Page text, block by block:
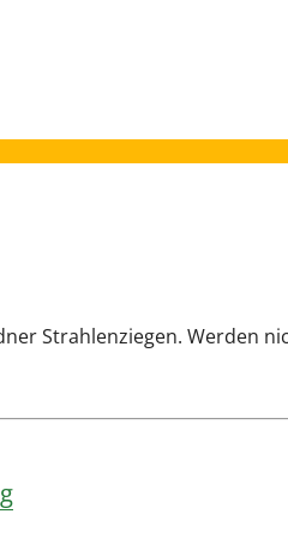
Strahlenziegen. Werden